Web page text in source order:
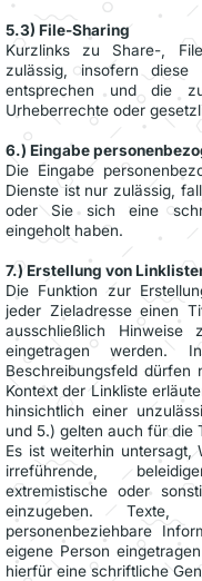
5.3) File-Sharing
Kurzlinks zu Share-,
zulässig, insofern diese
entsprechen und die
Urheberrechte oder
6.) Eingabe
Die Eingabe
Dienste ist nur zulässig,
oder Sie sich eine
eingeholt haben.
7.) Erstellung von
Die Funktion zur
jeder Zieladresse einen
ausschließlich Hinweise
eingetragen werden.
Beschreibungsfeld dürfen
Kontext der Linkliste
hinsichtlich einer
und 5.) gelten auch für die
Es ist weiterhin untersagt,
irreführende,
extremistische oder
einzugeben. Texte,
personenbeziehbare
eigene Person
hierfür eine schriftliche